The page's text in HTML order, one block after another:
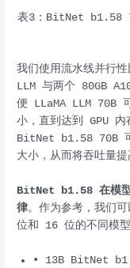
表3：BitNet b1.58
我们使用流水线并行
LLM 与两个 80GB
便 LLaMA LLM 70B
小，直到达到 GPU
BitNet b1.58 70B
大小，从而将吞吐量
BitNet b1.58 在模
律。作为参考，我们
位和 16 位的不同模型
• 13B BitNet